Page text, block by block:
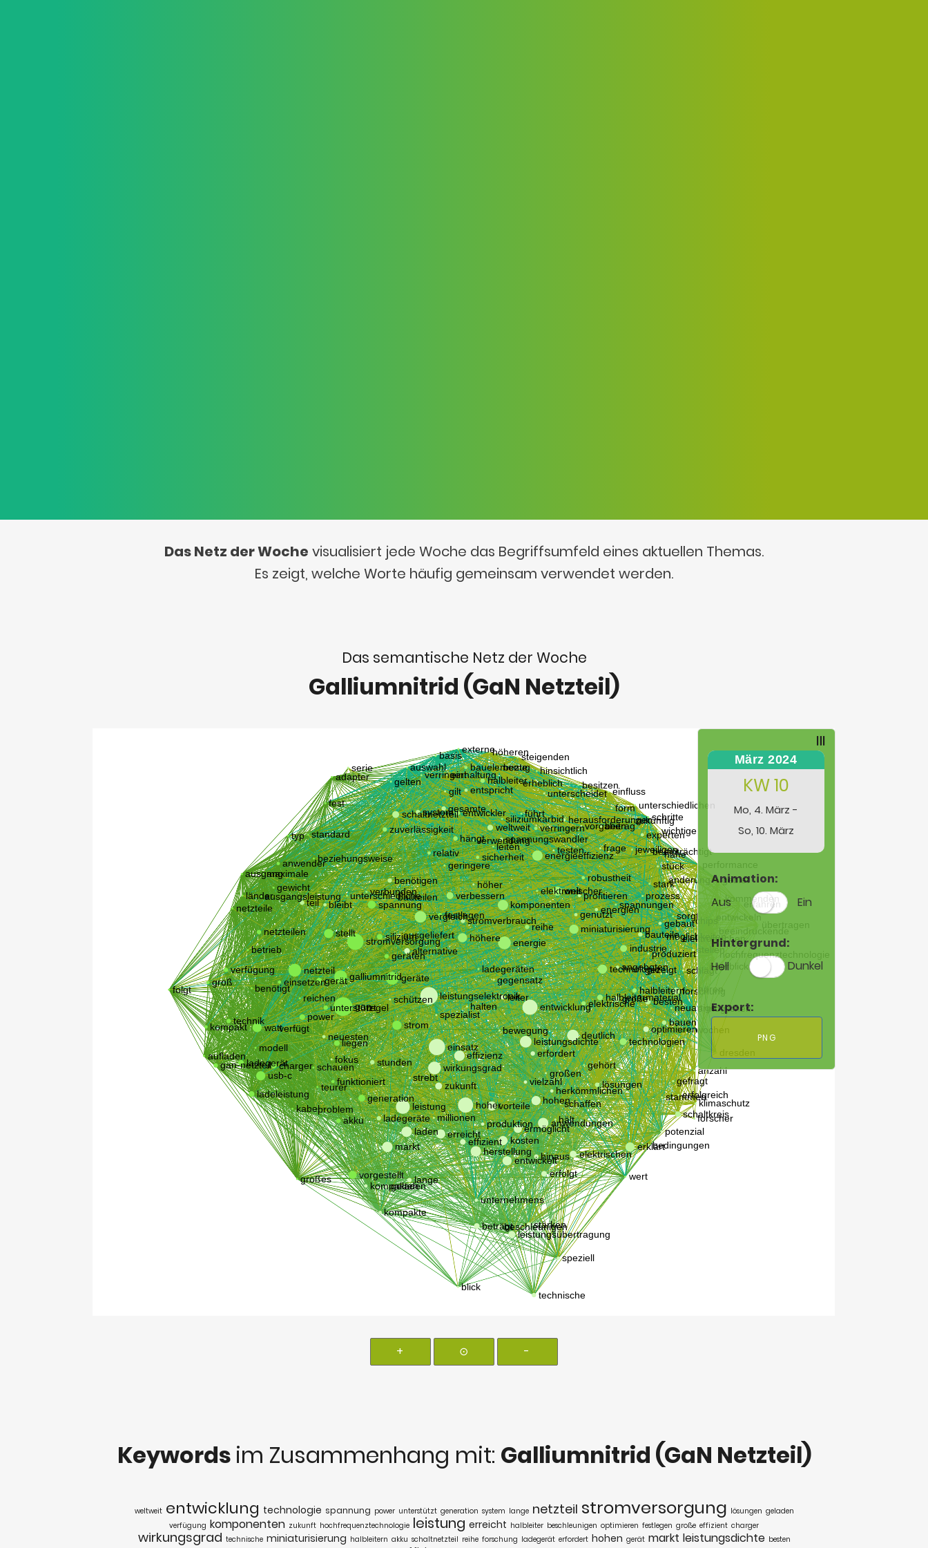
Das Netz der Woche visualisiert jede Woche das Begriffsumfeld eines aktuellen Themas.
Es zeigt, welche Worte häufig gemeinsam verwendet werden.
Das semantische Netz der Woche
Galliumnitrid (GaN Netzteil)
+ ⊙ -
März 2024
KW 10
Mo, 4. März -
So, 10. März
Animation:
Aus
Ein
Hintergrund:
Hell
Dunkel
Export:
PNG
Keywords im Zusammenhang mit: Galliumnitrid (GaN Netzteil)
weltweit entwicklung technologie spannung power unterstützt generation system lange netzteil stromversorgung lösungen geladen
verfügung komponenten zukunft hochfrequenztechnologie leistung erreicht halbleiter beschleunigen optimieren festlegen große effizient charger
wirkungsgrad technische miniaturisierung halbleitern akku schaltnetzteil reihe forschung ladegerät erfordert hohen gerät markt leistungsdichte besten